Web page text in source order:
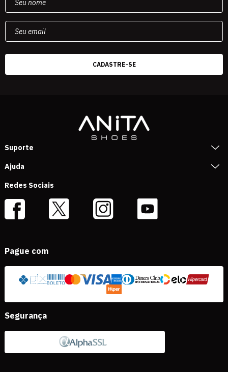
Suporte
Ajuda
Redes Sociais
Pague com
Segurança